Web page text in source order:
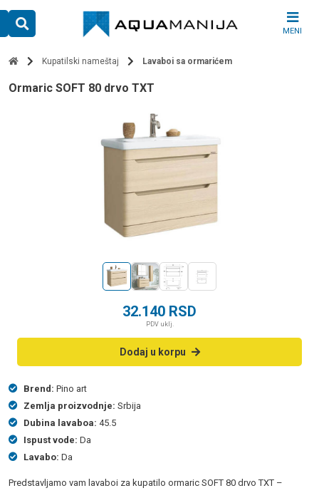
content
MENI
Kupatilski nameštaj Lavaboi sa ormarićem
ormaric SOFT 80 drvo TXT
32.140 RSD
PDV uklj.
Dodaj u korpu
Brend: Pino art
Zemlja proizvodnje: Srbija
Dubina lavaboa: 45.5
Ispust vode: Da
Lavabo: Da
Predstavljamo vam lavaboi za kupatilo ormaric SOFT 80 drvo TXT –